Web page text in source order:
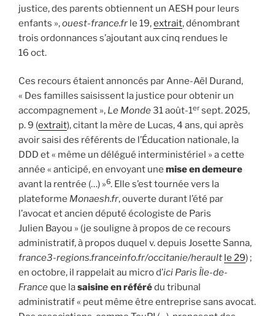
justice, des parents obtiennent un AESH pour leurs
enfants »,ouest-france.fr le 19,extrait, dénombrant
trois ordonnances s’ajoutant aux cinq rendues le
16 oct.
Ces recours étaient annoncés par Anne-Aël Durand,
« Des familles saisissent la justice pour obtenir un
accompagnement », Le Monde31 août-1er sept. 2025,
p. 9 (extrait), citant la mère de Lucas, 4 ans, qui après
avoir saisi des référents de l’Éducation nationale, la
DDD et « même un délégué interministériel » a cette
année « anticipé, en envoyant une mise en demeure
avant la rentrée (…) »6. Elle s’est tournée vers la
plateforme Monaesh.fr, ouverte durant l’été par
l’avocat et ancien député écologiste de Paris
Julien Bayou » (je souligne à propos de ce recours
administratif, à propos duquel v. depuis Josette Sanna,
france3-regions.franceinfo.fr/occitanie/herault le 29) ;
en octobre, il rappelait au micro d’ici Paris Île-de-
Franceque lasaisine en référédu tribunal
administratif « peut même être entreprise sans avocat.